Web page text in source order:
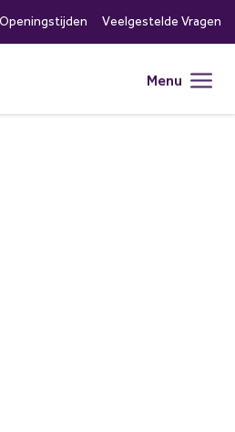
Openingstijden Veelgestelde Vragen
Menu